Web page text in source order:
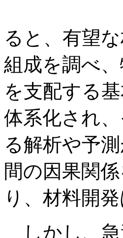
ると、有望
組成を調べ
を支配する
体系化され
る解析や予
間の因果関
り、材料開
しかし、急